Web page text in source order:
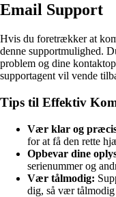
Email Support
Hvis du foretrækker at
denne supportmulighed.
problem og dine
supportagent vil vende
Tips til Effektiv
Vær klar og
for at få den rette
Opbevar dine
serienummer og
Vær tålmodig:
dig, så vær tålmodig